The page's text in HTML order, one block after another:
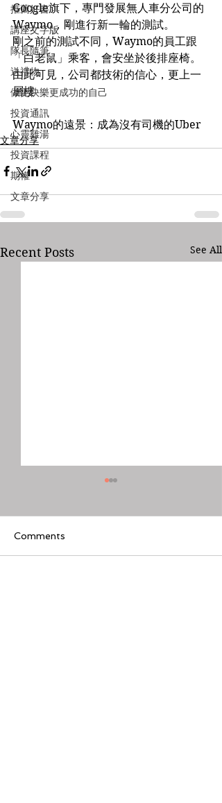
推薦好書
講座文字版
隊長隨筆
送禮物
做更快樂更成功的自己
投資通訊
心靈雞湯
投資課程
期權
文章分享
Google旗下，專門發展無人車分公司的
Waymo，剛進行新一輪的測試。
剛之前的測試不同，Waymo的員工跟
「白老鼠」乘客，會安坐於後排座椅。
由此可見，公司都技術的信心，更上一
層樓
Waymo的遠景：成為沒有司機的Uber
文章分享
Recent Posts See All
Comments